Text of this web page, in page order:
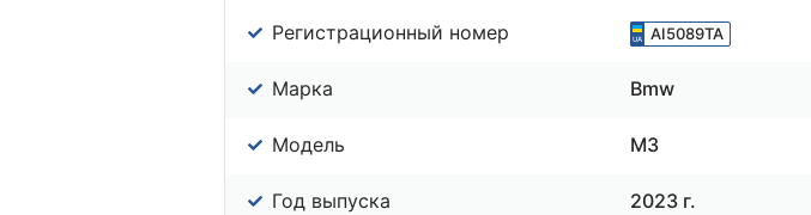
Регистрационный номер AI5089TA
Марка Bmw
Модель M3
Год выпуска 2023 г.